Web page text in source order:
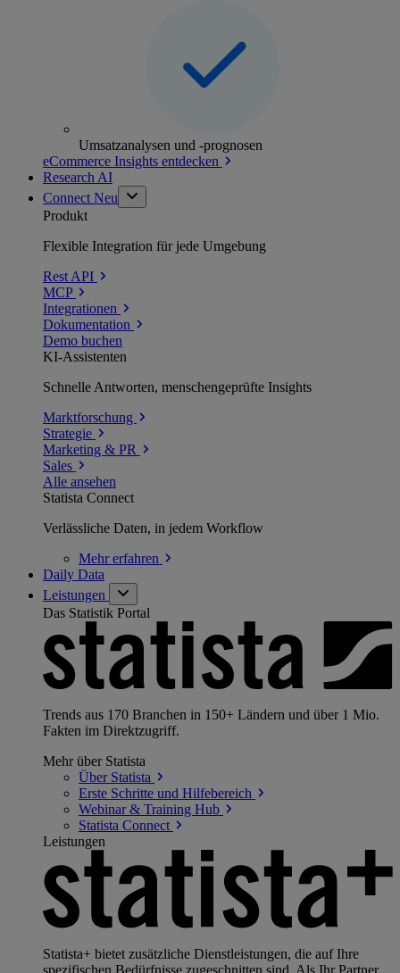
Umsatzanalysen und -prognosen
eCommerce Insights entdecken
Research AI
Connect Neu
Produkt
Flexible Integration für jede Umgebung
Rest API
MCP
Integrationen
Dokumentation
Demo buchen
KI-Assistenten
Schnelle Antworten, menschengeprüfte Insights
Marktforschung
Strategie
Marketing & PR
Sales
Alle ansehen
Statista Connect
Verlässliche Daten, in jedem Workflow
Mehrerfahren
Daily Data
Leistungen
Das Statistik Portal
Trends aus 170 Branchen in 150+ Ländern und über 1 Mio.
Fakten im Direktzugriff.
Mehr über Statista
Über Statista
Erste Schritte und Hilfebereich
Webinar & Training Hub
Statista Connect
Leistungen
Statista+ bietet zusätzliche Dienstleistungen, die auf Ihre
spezifischen Bedürfnisse zugeschnitten sind. Als Ihr Partner